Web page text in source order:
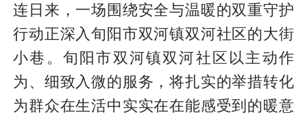
连日来，一场围绕安全与温暖的双重守护
行动正深入旬阳市双河镇双河社区的大街
小巷。旬阳市双河镇双河社区以主动作
为、细致入微的服务，将扎实的举措转化
为群众在生活中实实在在能感受到的暖意